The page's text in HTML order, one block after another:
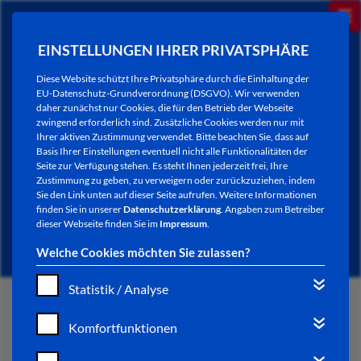
EINSTELLUNGEN IHRER PRIVATSPHÄRE
Diese Website schützt Ihre Privatsphäre durch die Einhaltung der
EU-Datenschutz-Grundverordnung (DSGVO). Wir verwenden
daher zunächst nur Cookies, die für den Betrieb der Webseite
zwingend erforderlich sind. Zusätzliche Cookies werden nur mit
Ihrer aktiven Zustimmung verwendet. Bitte beachten Sie, dass auf
Basis Ihrer Einstellungen eventuell nicht alle Funktionalitäten der
Seite zur Verfügung stehen. Es steht Ihnen jederzeit frei, Ihre
Zustimmung zu geben, zu verweigern oder zurückzuziehen, indem
Sie den Link unten auf dieser Seite aufrufen. Weitere Informationen
finden Sie in unsererDatenschutzerklärung. Angaben zum Betreiber
dieser Webseite finden Sie im Impressum.
Welche Cookies möchten Sie zulassen?
Statistik / Analyse
Komfortfunktionen
NEWSLETTER / CITY LETTER
START